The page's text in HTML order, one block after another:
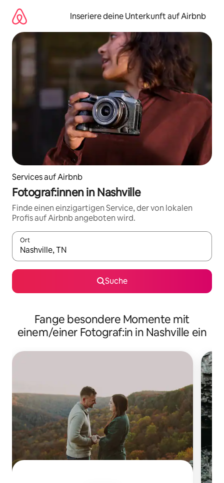
Inhalten
springen
Inseriere deine Unterkunft auf Airbnb
Services auf Airbnb
Fotograf:innen in Nashville
Finde einen einzigartigen Service, der von lokalen
Profis auf Airbnb angeboten wird.
Ort
Wenn Ergebnisse verfügbar sind, navigiere mit den
Suche
Fange besondere Momente mit
einem/einer Fotograf:in in Nashville ein